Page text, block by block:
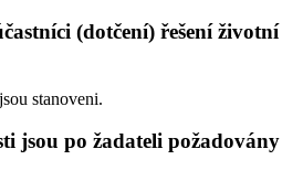
(dotčení) řešení životní
stanoveni.
jsou po žadateli požadovány